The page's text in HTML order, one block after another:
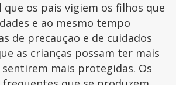
que os pais vigiem os filhos que
e ao mesmo tempo
de precauçao e de cuidados
as crianças possam ter mais
sentirem mais protegidas. Os